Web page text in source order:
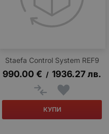
Staefa Control System REF9
990.00 € / 1936.27лв.
КУПИ